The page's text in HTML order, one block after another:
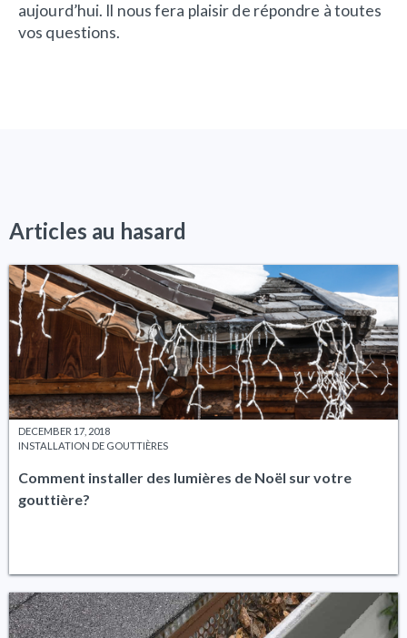
aujourd’hui. Il nous fera plaisir de répondre à toutes
vos questions.
Articles au hasard
DECEMBER 17, 2018
INSTALLATION DE GOUTTIÈRES
Comment installer des lumières de Noël sur votre
gouttière?